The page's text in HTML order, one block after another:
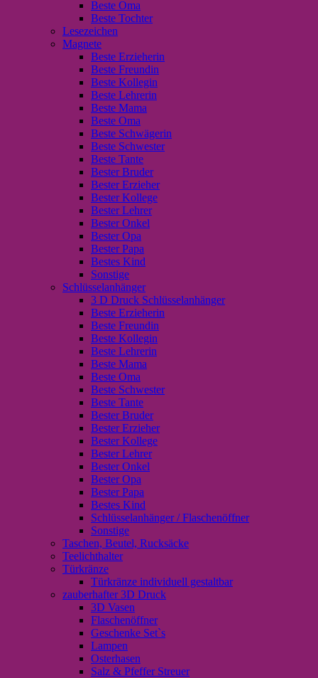
Beste Oma
Beste Tochter
Lesezeichen
Magnete
Beste Erzieherin
Beste Freundin
Beste Kollegin
Beste Lehrerin
Beste Mama
Beste Oma
Beste Schwägerin
Beste Schwester
Beste Tante
Bester Bruder
Bester Erzieher
Bester Kollege
Bester Lehrer
Bester Onkel
Bester Opa
Bester Papa
Bestes Kind
Sonstige
Schlüsselanhänger
3 D Druck Schlüsselanhänger
Beste Erzieherin
Beste Freundin
Beste Kollegin
Beste Lehrerin
Beste Mama
Beste Oma
Beste Schwester
Beste Tante
Bester Bruder
Bester Erzieher
Bester Kollege
Bester Lehrer
Bester Onkel
Bester Opa
Bester Papa
Bestes Kind
Schlüsselanhänger / Flaschenöffner
Sonstige
Taschen, Beutel, Rucksäcke
Teelichthalter
Türkränze
Türkränze individuell gestaltbar
zauberhafter 3D Druck
3D Vasen
Flaschenöffner
Geschenke Set`s
Lampen
Osterhasen
Salz & Pfeffer Streuer